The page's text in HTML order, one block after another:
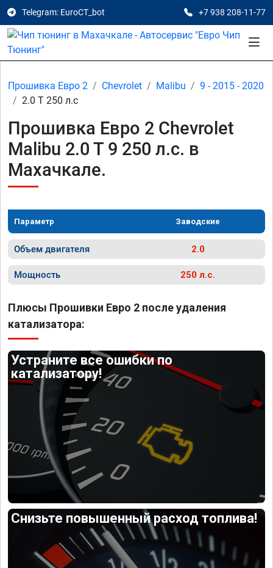
Telegram: EuroCT_bot +7 938 208-11-77
Прошивка Евро 2 Chevrolet Malibu
9 - 2015 - 2020
2.0 T 250 л.с
Прошивка Евро 2 Chevrolet
Malibu 2.0 T 9 250 л.с. в
Махачкале.
Параметр Заводские
Объем двигателя 2.0
Мощность 250 л.с.
Плюсы Прошивки Евро 2 после удаления
катализатора:
Устраните все ошибки по
катализатору!
Снизьте повышенный расход топлива!